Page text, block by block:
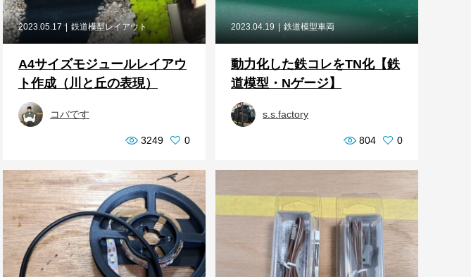
2023.05.17 鉄道模型レイアウト
A4サイズモジュールレイアウ
ト作成（川と丘の表現）
コバです
3249 0
2023.04.19 鉄道模型車両
動力化した鉄コレをTN化【鉄
道模型・Nゲージ】
s.s.factory
804 0